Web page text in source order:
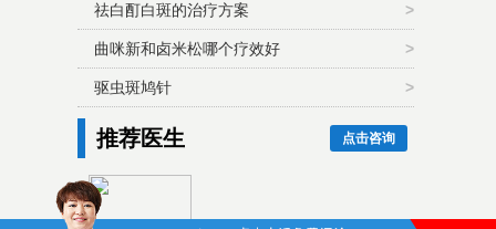
祛白酊白斑的治疗方案 >
曲咪新和卤米松哪个疗效好 >
驱虫斑鸠针 >
点击咨询
推荐医生